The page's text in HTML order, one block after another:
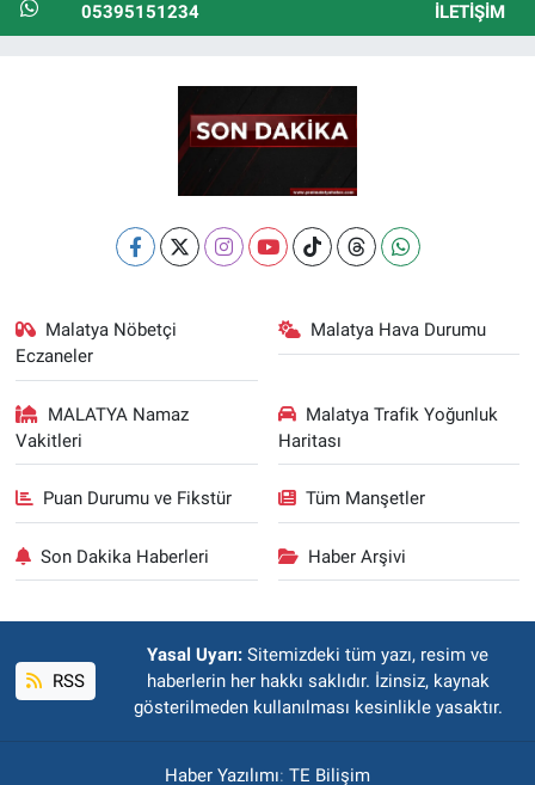
05395151234 İLETIŞIM
Malatya Nöbetçi
Eczaneler
Malatya Hava Durumu
MALATYA Namaz
Vakitleri
Malatya Trafik Yoğunluk
Haritası
Puan Durumu ve Fikstür Tüm Manşetler
Son Dakika Haberleri Haber Arşivi
RSS
Yasal Uyarı: Sitemizdeki tüm yazı, resim ve
haberlerin her hakkı saklıdır. İzinsiz, kaynak
gösterilmeden kullanılması kesinlikle yasaktır.
Haber Yazılımı: TE Bilişim